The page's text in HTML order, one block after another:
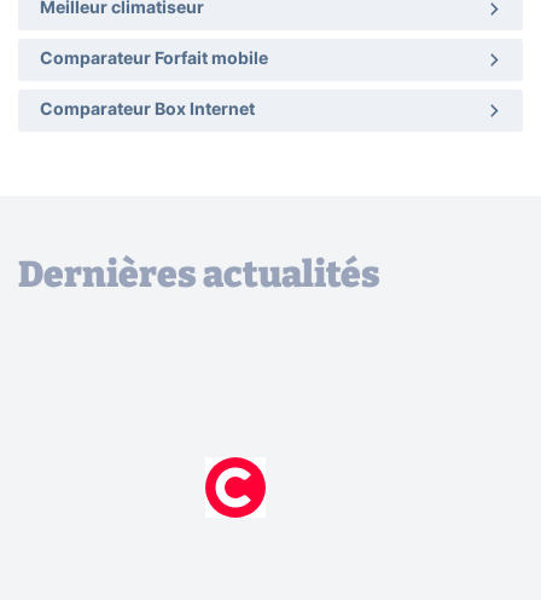
Meilleur climatiseur
Comparateur Forfait mobile
Comparateur Box Internet
Dernières actualités